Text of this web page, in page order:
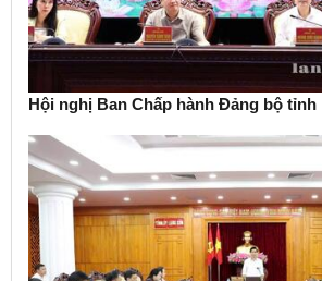
Hội nghị Ban Chấp hành Đảng bộ tỉnh